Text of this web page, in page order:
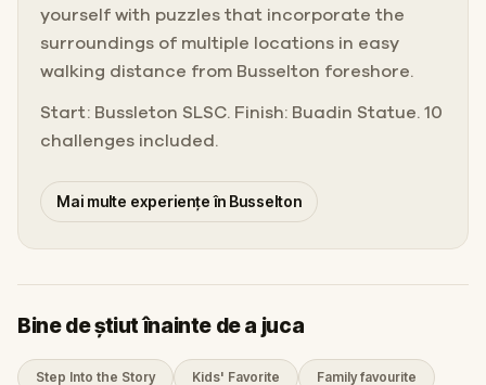
yourself with puzzles that incorporate the
surroundings of multiple locations in easy
walking distance from Busselton foreshore.
Start: Bussleton SLSC. Finish: Buadin Statue. 10
challenges included.
Mai multe experiențe în Busselton
Bine de știut înainte de a juca
Step Into the Story Kids' Favorite Family favourite